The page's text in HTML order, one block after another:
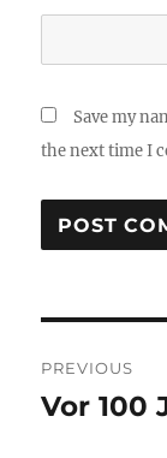
Save my
the next time I
PREVIOUS
Previous
Vor 100